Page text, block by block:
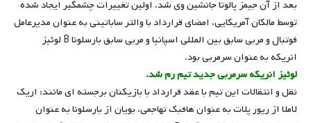
بعد از آن جیمز پالوتا جانشین وی شد. اولین تغییرات چشمگیر ایجاد شده
توسط مالکان آمریکایی، امضای قرارداد با والتر ساباتینی به عنوان مدیرعامل
فوتبال و مربی سابق بین المللی اسپانیا و مربی سابق بارسلونا B لوئیز
انریکه به عنوان سرمربی بود.
لوئیز انریکه سرمربی جدید تیم رم شد.
نقل و انتقالات این تیم با عقد قرارداد با بازیکنان برجسته ای مانند: اریک
لاملا از ریور پلات به عنوان هافبک تهاجمی، بویان از بارسلونا به عنوان